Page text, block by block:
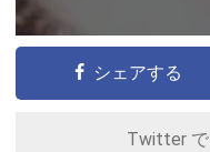
シェアする
Twitter で